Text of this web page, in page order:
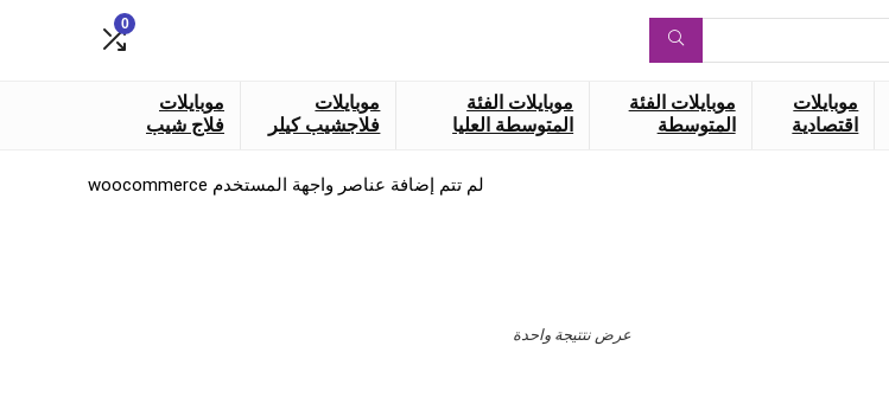
0
موبايلات
اقتصادية
موبايلات الفئة
المتوسطة
موبايلات الفئة
المتوسطة العليا
موبايلات
فلاجشيب كيلر
موبايلات
فلاج شيب
عرض نتتيجة واحدة
لم تتم إضافة عناصر واجهة المستخدم woocommerce